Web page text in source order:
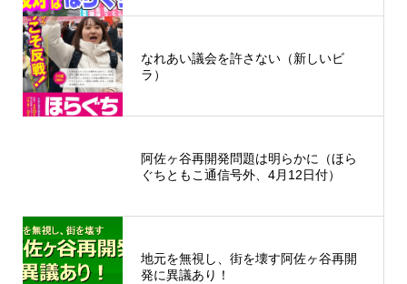
なれあい議会を許さない（新しいビ
ラ）
阿佐ヶ谷再開発問題は明らかに（ほら
ぐちともこ通信号外、4月12日付）
地元を無視し、街を壊す阿佐ヶ谷再開
発に異議あり！